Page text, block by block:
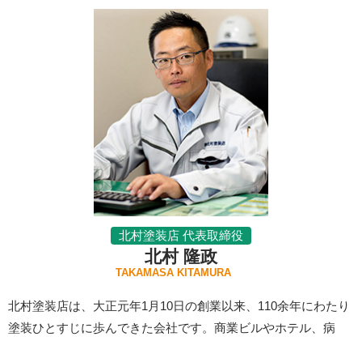
北村塗装店 代表取締役
北村 隆政
TAKAMASA KITAMURA
北村塗装店は、大正元年1月10日の創業以来、110余年にわたり
塗装ひとすじに歩んできた会社です。商業ビルやホテル、病